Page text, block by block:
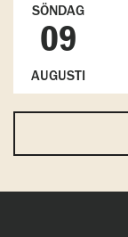
SÖNDAG
09
AUGUSTI